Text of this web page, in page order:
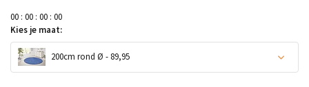
00 : 00 : 00 : 00
Kies je maat:
200cm rond Ø - 89,95